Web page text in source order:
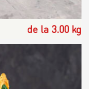
de la 3.00 kg